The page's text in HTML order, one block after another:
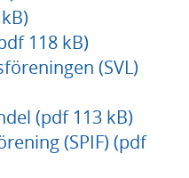
118 kB)
(SVL)
(pdf 113 kB)
(SPIF) (pdf